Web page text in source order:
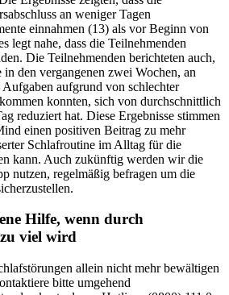
an weniger Tagen
einnahmen (13) als vor Beginn von
legt nahe, dass die Teilnehmenden
Die Teilnehmenden berichteten auch,
in den vergangenen zwei Wochen, an
aufgrund von schlechter
konnten, sich von durchschnittlich
reduziert hat. Diese Ergebnisse stimmen
einen positiven Beitrag zu mehr
Schlafroutine im Alltag für die
kann. Auch zukünftig werden wir die
nutzen, regelmäßig befragen um die
Hilfe, wenn durch
viel wird
allein nicht mehr bewältigen
bitte umgehend